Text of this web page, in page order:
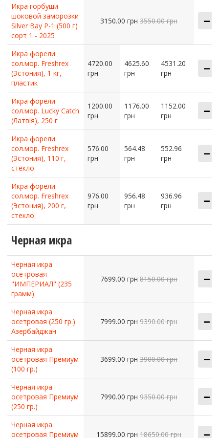
Икра горбуши
шоковой заморозки
Silver Bay P-1 (500 г)
сорт 1 - 2025
3150.00 грн 3550.00 грн
Икра форели
сол.мор. Freshrex
(Эстония), 1 кг,
пластик
4720.00
грн
4625.60
грн
4531.20
грн
Икра форели
сол.мор. Lucky Catch
(Латвія), 250 г
1200.00
грн
1176.00
грн
1152.00
грн
Икра форели
сол.мор. Freshrex
(Эстония), 110 г,
стекло
576.00
грн
564.48
грн
552.96
грн
Икра форели
сол.мор. Freshrex
(Эстония), 200 г,
стекло
976.00
грн
956.48
грн
936.96
грн
Черная икра
Черная икра
осетровая
"ИМПЕРИАЛ" (235
грамм)
7699.00 грн 8150.00 грн
Черная икра
осетровая (250 гр.)
Азербайджан
7999.00 грн 9390.00 грн
Черная икра
осетровая Премиум
(100 гр.)
3699.00 грн 3900.00 грн
Черная икра
осетровая Премиум
(250 гр.)
7990.00 грн 9350.00 грн
Черная икра
осетровая Премиум
15899.00 грн 18650.00 грн